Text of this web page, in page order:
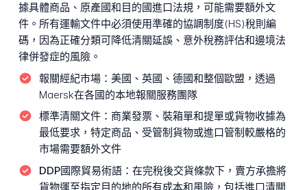
據具體商品、原產國和目的國進口法規，可能需要額外文
件。所有運輸文件中必須使用準確的協調制度(HS)稅則編
碼，因為正確分類可降低清關延誤、意外稅務評估和邊境法
律併發症的風險。
報關經紀市場： 美國、英國、德國和整個歐盟，透過
Maersk在各國的本地報關服務團隊
標準清關文件： 商業發票、裝箱單和提單或貨物收據為
最低要求，特定商品、受管制貨物或進口管制較嚴格的
市場需要額外文件
DDP國際貿易術語： 在完稅後交貨條款下，賣方承擔將
貨物運至指定目的地的所有成本和風險，包括進口清關